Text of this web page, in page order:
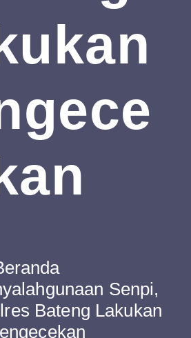
Senpi,
Bateng Lakukan